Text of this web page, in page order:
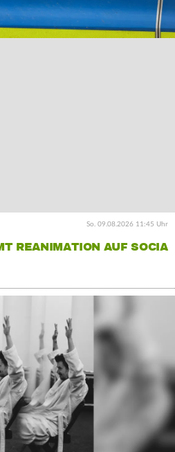
So. 09.08.2026 11:45 Uhr
REANIMATION AUF SOCIA